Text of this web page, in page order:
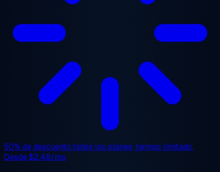
50% de descuento todos los planes, tiempo limitado.
Desde$2.48/mo